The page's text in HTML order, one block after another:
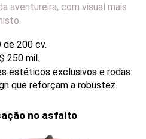
aventureira, com visual mais
de 200 cv.
250 mil.
estéticos exclusivos e rodas
que reforçam a robustez.
no asfalto